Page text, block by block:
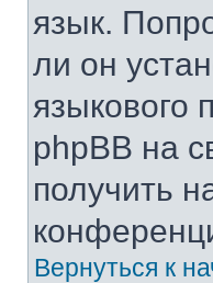
язык.
ли он
языкового
phpBB на
получить
Вернуться к